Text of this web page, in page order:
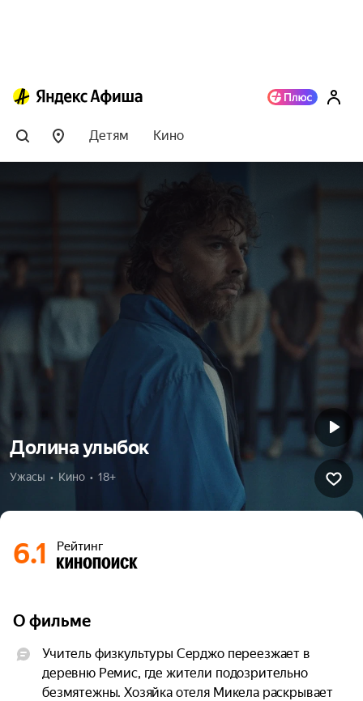
Детям Кино
Долина улыбок
Ужасы  •  Кино  •  18+
6.1 Рейтинг
О фильме
Учитель физкультуры Серджо переезжает в
деревню Ремис, где жители подозрительно
безмятежны. Хозяйка отеля Микела раскрывает